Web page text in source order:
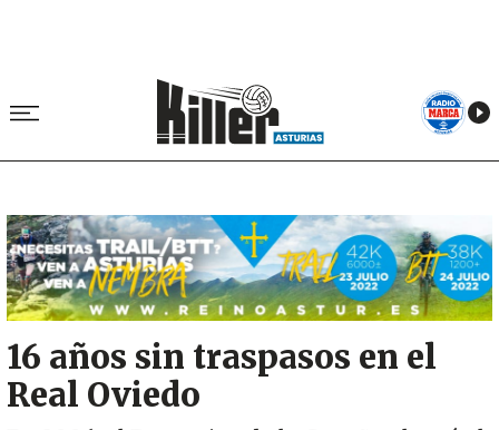
Image
16 años sin traspasos en el
Real Oviedo